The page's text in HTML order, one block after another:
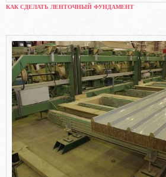
КАК СДЕЛАТЬ ЛЕНТОЧНЫЙ ФУНДАМЕНТ